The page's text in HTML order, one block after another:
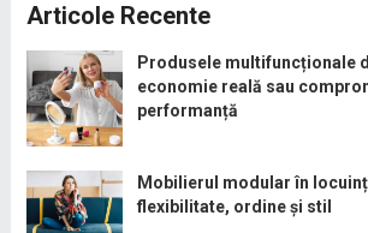
Articole Recente
Produsele multifuncționale
economie reală sau
performanță
Mobilierul modular în
flexibilitate, ordine și stil